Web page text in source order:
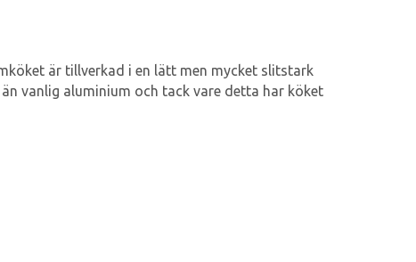
är tillverkad i en lätt men mycket slitstark
vanlig aluminium och tack vare detta har köket